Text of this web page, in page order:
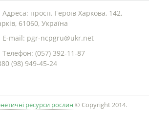
Адреса: просп. Героїв Харкова, 142,
61060, Україна
E-mail: pgr-ncpgru@ukr.net
Телефон: (057) 392-11-87
(98) 949-45-24
ресурси рослин © Copyright 2014.